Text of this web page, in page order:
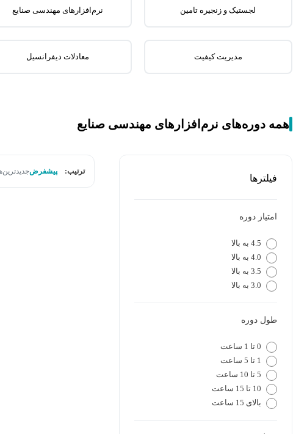
لجستیک و زنجیره تامین نرم‌افزارهای مهندسی صنایع
مدیریت کیفیت معادلات دیفرانسیل
همه دوره‌های نرم‌افزارهای مهندسی صنایع
فیلترها
امتیاز دوره
4.5 به بالا
4.0 به بالا
3.5 به بالا
3.0 به بالا
طول دوره
0 تا 1 ساعت
1 تا 5 ساعت
5 تا 10 ساعت
10 تا 15 ساعت
بالای 15 ساعت
ترتیب: پیشفرض